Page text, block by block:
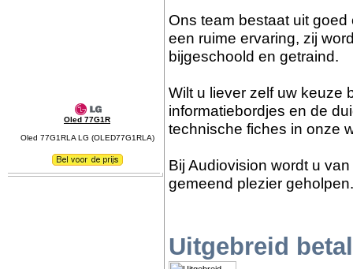
Oled 77G1R
Oled 77G1RLA LG (OLED77G1RLA)
Ons team bestaat uit
een ruime ervaring, zij
bijgeschoold en getraind.
Wilt u liever zelf uw keuze
informatiebordjes en de
technische fiches in onze
Bij Audiovision wordt u
gemeend plezier geholpen.
Uitgebreid